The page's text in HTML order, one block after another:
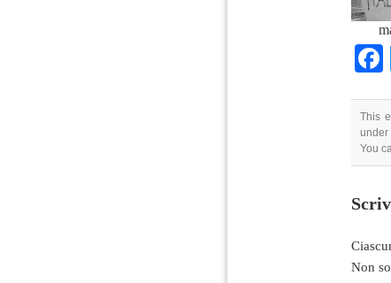
This
under
You
Non